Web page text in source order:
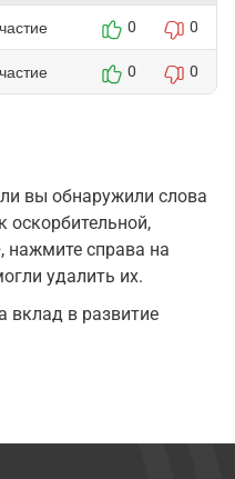
0 0
0 0
вы обнаружили слова
оскорбительной,
нажмите справа на
удалить их.
в развитие